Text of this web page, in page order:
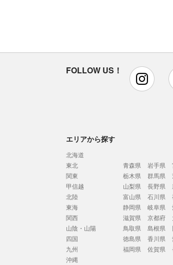
FOLLOW US！
エリアから探す
北海道
東北
青森県 岩手県
関東
栃木県 群馬県
甲信越
山梨県 長野県
北陸
富山県 石川県
東海
静岡県 岐阜県
関西
滋賀県 京都府
山陰・山陽
鳥取県 島根県
四国
徳島県 香川県
九州
福岡県 佐賀県
沖縄